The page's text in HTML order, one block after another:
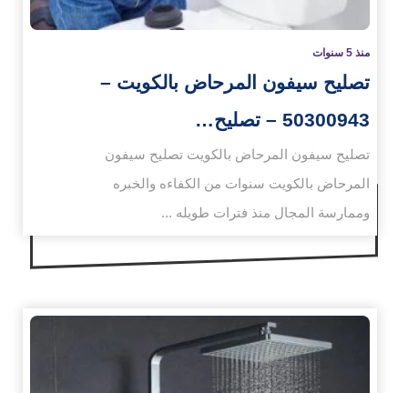
منذ 5 سنوات
تصليح سيفون المرحاض بالكويت –
50300943 – تصليح…
تصليح سيفون المرحاض بالكويت تصليح سيفون
المرحاض بالكويت سنوات من الكفاءه والخبره
وممارسة المجال منذ فترات طويله ...